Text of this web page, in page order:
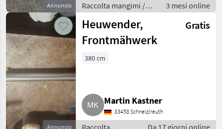
Annuncio
Raccolta mangimi /
Voltafieno
3 mesi online
Annuncio
Heuwender,
Frontmähwerk
Gratis
380 cm
Martin Kastner
83458 Schneizlreuth
Raccolta
Da 17 giorni online